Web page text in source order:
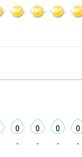
0 0 0 0
- - - -